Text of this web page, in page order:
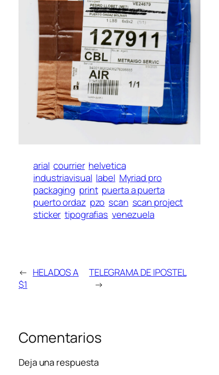
arial courrier helvetica
industriavisual label Myriad pro
packaging print puerta a puerta
puerto ordaz pzo scan scan project
sticker tipografias venezuela
← HELADOS A
$1
TELEGRAMA DE IPOSTEL
→
Comentarios
Deja una respuesta